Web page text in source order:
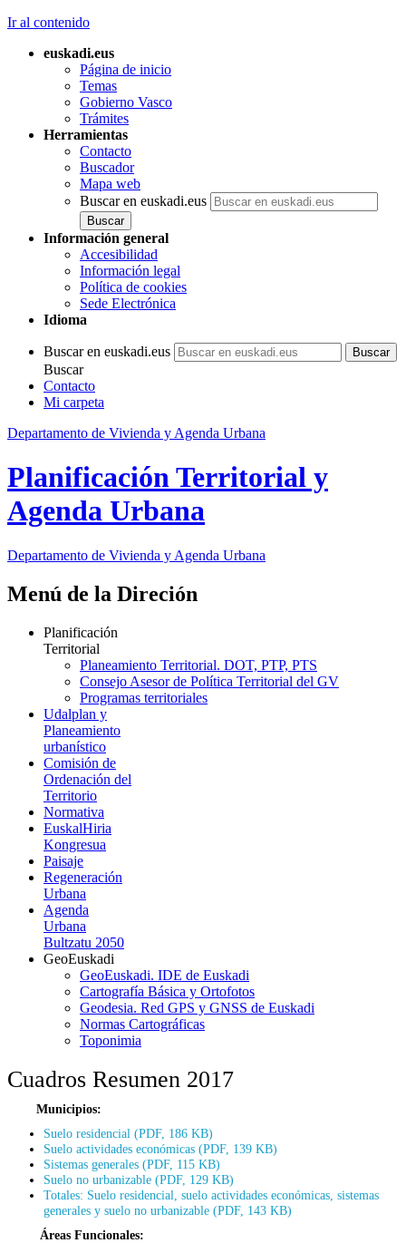
Ir al contenido
euskadi.eus
Página de inicio
Temas
Gobierno Vasco
Trámites
Herramientas
Contacto
Buscador
Mapa web
Buscar en euskadi.eus
Información general
Accesibilidad
Información legal
Política de cookies
Sede Electrónica
Idioma
Buscar en euskadi.eus
Buscar
Contacto
Mi carpeta
Departamento de Vivienda y Agenda Urbana
Planificación Territorial y
Agenda Urbana
Departamento de Vivienda y Agenda Urbana
Menú de la Direción
Planificación
Territorial
Planeamiento Territorial. DOT, PTP, PTS
Consejo Asesor de Política Territorial del GV
Programas territoriales
Udalplan y
Planeamiento
urbanístico
Comisión de
Ordenación del
Territorio
Normativa
EuskalHiria
Kongresua
Paisaje
Regeneración
Urbana
Agenda
Urbana
Bultzatu 2050
GeoEuskadi
GeoEuskadi. IDE de Euskadi
Cartografía Básica y Ortofotos
Geodesia. Red GPS y GNSS de Euskadi
Normas Cartográficas
Toponimia
Cuadros Resumen 2017
Municipios:
Suelo residencial (PDF, 186 KB)
Suelo actividades económicas (PDF, 139 KB)
Sistemas generales (PDF, 115 KB)
Suelo no urbanizable (PDF, 129 KB)
Totales: Suelo residencial, suelo actividades económicas, sistemas
generales y suelo no urbanizable (PDF, 143 KB)
Áreas Funcionales: